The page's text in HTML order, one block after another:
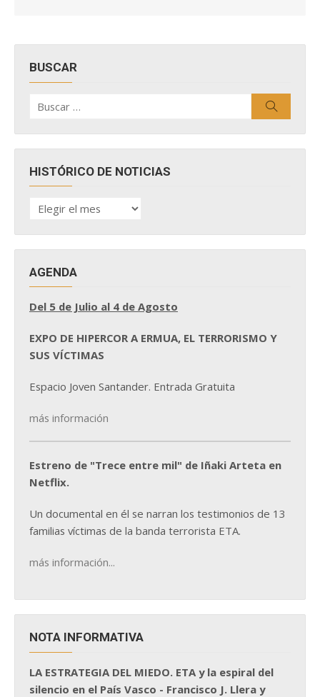
BUSCAR
por:
HISTÓRICO DE NOTICIAS
HISTÓRICO
DE
AGENDA
Del 5 de Julio al 4 de Agosto
EXPO DE HIPERCOR A ERMUA, EL TERRORISMO Y
SUS VÍCTIMAS
Espacio Joven Santander. Entrada Gratuita
más información
Estreno de "Trece entre mil" de Iñaki Arteta en
Netflix.
Un documental en él se narran los testimonios de 13
familias víctimas de la banda terrorista ETA.
más información...
NOTA INFORMATIVA
LA ESTRATEGIA DEL MIEDO. ETA y la espiral del
silencio en el País Vasco - Francisco J. Llera y